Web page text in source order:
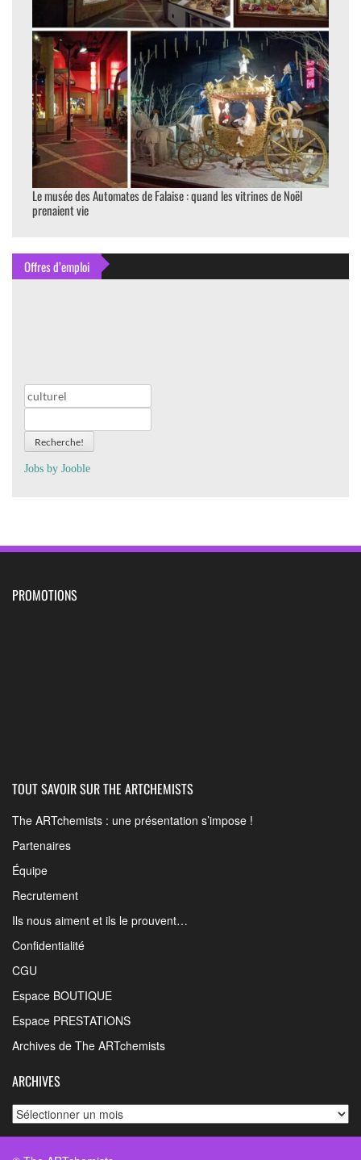
Le musée des Automates de Falaise : quand les vitrines de Noël
prenaient vie
Offres d’emploi
Recherche!
Jobs by Jooble
PROMOTIONS
TOUT SAVOIR SUR THE ARTCHEMISTS
The ARTchemists : une présentation s’impose !
Partenaires
Équipe
Recrutement
Ils nous aiment et ils le prouvent…
Confidentialité
CGU
Espace BOUTIQUE
Espace PRESTATIONS
Archives de The ARTchemists
ARCHIVES
Archives